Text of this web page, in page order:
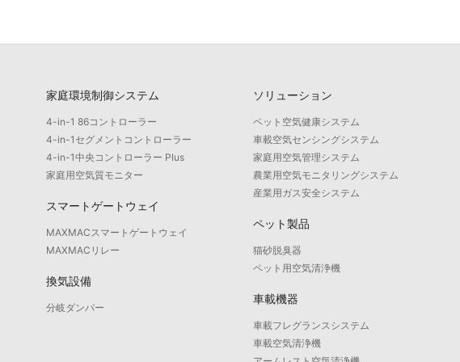
家庭環境制御システム
4-in-1 86コントローラー
4-in-1セグメントコントローラー
4-in-1中央コントローラー Plus
家庭用空気質モニター
スマートゲートウェイ
MAXMACスマートゲートウェイ
MAXMACリレー
換気設備
分岐ダンパー
ソリューション
ペット空気健康システム
車載空気センシングシステム
家庭用空気管理システム
農業用空気モニタリングシステム
産業用ガス安全システム
ペット製品
猫砂脱臭器
ペット用空気清浄機
車載機器
車載フレグランスシステム
車載空気清浄機